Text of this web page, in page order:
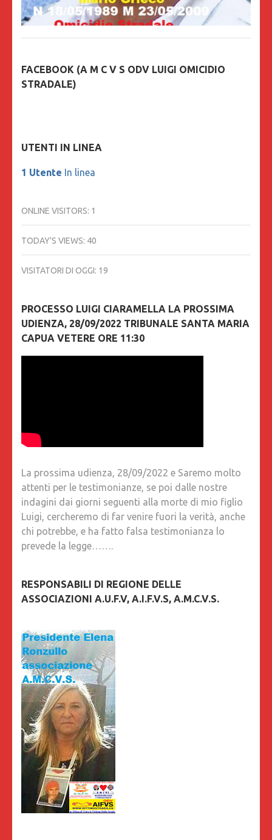
FACEBOOK (A M C V S ODV LUIGI OMICIDIO
STRADALE)
UTENTI IN LINEA
1 Utente In linea
ONLINE VISITORS: 1
TODAY'S VIEWS: 40
VISITATORI DI OGGI: 19
PROCESSO LUIGI CIARAMELLA LA PROSSIMA
UDIENZA, 28/09/2022 TRIBUNALE SANTA MARIA
CAPUA VETERE ORE 11:30
La prossima udienza, 28/09/2022 e Saremo molto
attenti per le testimonianze, se poi dalle nostre
indagini dai giorni seguenti alla morte di mio figlio
Luigi, cercheremo di far venire fuori la verità, anche
chi potrebbe, e ha fatto falsa testimonianza lo
prevede la legge…….
RESPONSABILI DI REGIONE DELLE
ASSOCIAZIONI A.U.F.V, A.I.F.V.S, A.M.C.V.S.